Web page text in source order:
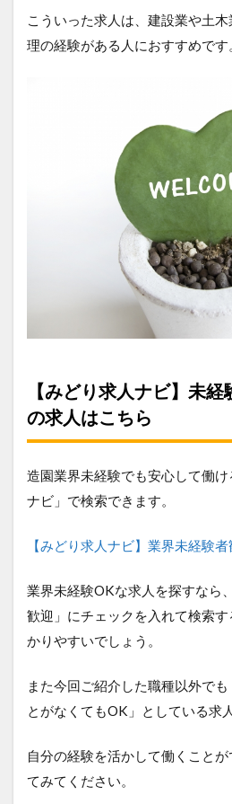
こういった求人は、建設業や土
理の経験がある人におすすめです
【みどり求人ナビ】未
の求人はこちら
造園業界未経験でも安心して働
ナビ」で検索できます。
【みどり求人ナビ】業界未経験
業界未経験OKな求人を探すなら
歓迎」にチェックを入れて検索
かりやすいでしょう。
また今回ご紹介した職種以外で
とがなくてもOK」としている求
自分の経験を活かして働くこと
てみてください。